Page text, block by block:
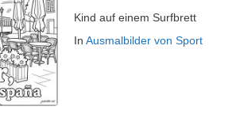
Kind auf einem Surfbrett
In Ausmalbilder von Sport